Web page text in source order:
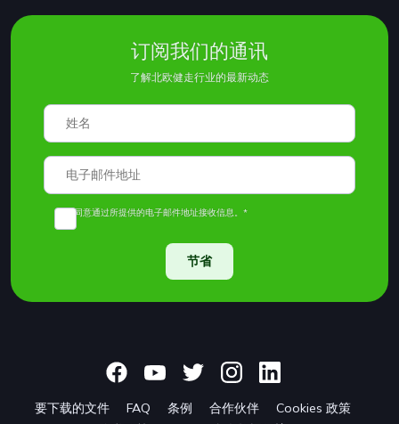
订阅我们的通讯
了解北欧健走行业的最新动态
我同意通过所提供的电子邮件地址接收信息。*
节省
要下载的文件 FAQ 条例 合作伙伴
Cookies 政策